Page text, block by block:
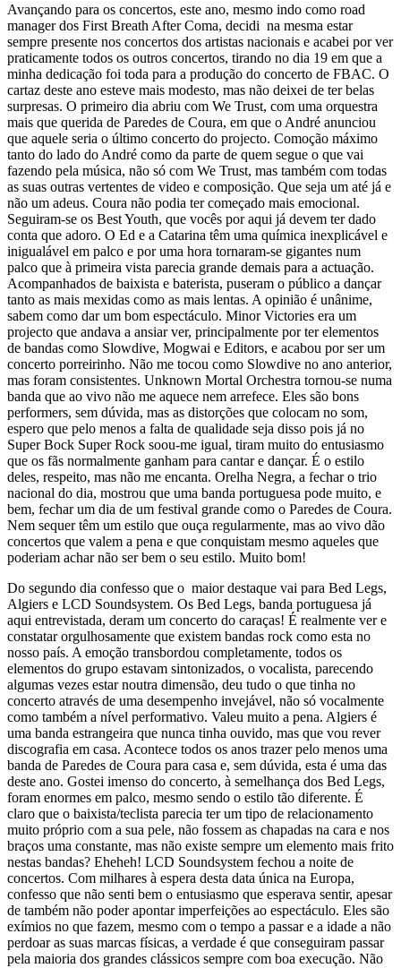
Avançando para os concertos, este ano, mesmo indo como road
manager dos First Breath After Coma, decidi na mesma estar
sempre presente nos concertos dos artistas nacionais e acabei por ver
praticamente todos os outros concertos, tirando no dia 19 em que a
minha dedicação foi toda para a produção do concerto de FBAC. O
cartaz deste ano esteve mais modesto, mas não deixei de ter belas
surpresas. O primeiro dia abriu com We Trust, com uma orquestra
mais que querida de Paredes de Coura, em que o André anunciou
que aquele seria o último concerto do projecto. Comoção máximo
tanto do lado do André como da parte de quem segue o que vai
fazendo pela música, não só com We Trust, mas também com todas
as suas outras vertentes de video e composição. Que seja um até já e
não um adeus. Coura não podia ter começado mais emocional.
Seguiram-se os Best Youth, que vocês por aqui já devem ter dado
conta que adoro. O Ed e a Catarina têm uma química inexplicável e
inigualável em palco e por uma hora tornaram-se gigantes num
palco que à primeira vista parecia grande demais para a actuação.
Acompanhados de baixista e baterista, puseram o público a dançar
tanto as mais mexidas como as mais lentas. A opinião é unânime,
sabem como dar um bom espectáculo. Minor Victories era um
projecto que andava a ansiar ver, principalmente por ter elementos
de bandas como Slowdive, Mogwai e Editors, e acabou por ser um
concerto porreirinho. Não me tocou como Slowdive no ano anterior,
mas foram consistentes. Unknown Mortal Orchestra tornou-se numa
banda que ao vivo não me aquece nem arrefece. Eles são bons
performers, sem dúvida, mas as distorções que colocam no som,
espero que pelo menos a falta de qualidade seja disso pois já no
Super Bock Super Rock soou-me igual, tiram muito do entusiasmo
que os fãs normalmente ganham para cantar e dançar. É o estilo
deles, respeito, mas não me encanta. Orelha Negra, a fechar o trio
nacional do dia, mostrou que uma banda portuguesa pode muito, e
bem, fechar um dia de um festival grande como o Paredes de Coura.
Nem sequer têm um estilo que ouça regularmente, mas ao vivo dão
concertos que valem a pena e que conquistam mesmo aqueles que
poderiam achar não ser bem o seu estilo. Muito bom!
Do segundo dia confesso que o maior destaque vai para Bed Legs,
Algiers e LCD Soundsystem. Os Bed Legs, banda portuguesa já
aqui entrevistada, deram um concerto do caraças! É realmente ver e
constatar orgulhosamente que existem bandas rock como esta no
nosso país. A emoção transbordou completamente, todos os
elementos do grupo estavam sintonizados, o vocalista, parecendo
algumas vezes estar noutra dimensão, deu tudo o que tinha no
concerto através de uma desempenho invejável, não só vocalmente
como também a nível performativo. Valeu muito a pena. Algiers é
uma banda estrangeira que nunca tinha ouvido, mas que vou rever
discografia em casa. Acontece todos os anos trazer pelo menos uma
banda de Paredes de Coura para casa e, sem dúvida, esta é uma das
deste ano. Gostei imenso do concerto, à semelhança dos Bed Legs,
foram enormes em palco, mesmo sendo o estilo tão diferente. É
claro que o baixista/teclista parecia ter um tipo de relacionamento
muito próprio com a sua pele, não fossem as chapadas na cara e nos
braços uma constante, mas não existe sempre um elemento mais frito
nestas bandas? Eheheh! LCD Soundsystem fechou a noite de
concertos. Com milhares à espera desta data única na Europa,
confesso que não senti bem o entusiasmo que esperava sentir, apesar
de também não poder apontar imperfeições ao espectáculo. Eles são
exímios no que fazem, mesmo com o tempo a passar e a idade a não
perdoar as suas marcas físicas, a verdade é que conseguiram passar
pela maioria dos grandes clássicos sempre com boa execução. Não